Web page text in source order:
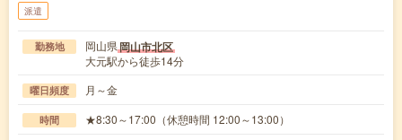
派遣
勤務地 岡山県岡山市北区
大元駅から徒歩14分
曜日頻度 月～金
時間 ★8:30～17:00（休憩時間 12:00～13:00）